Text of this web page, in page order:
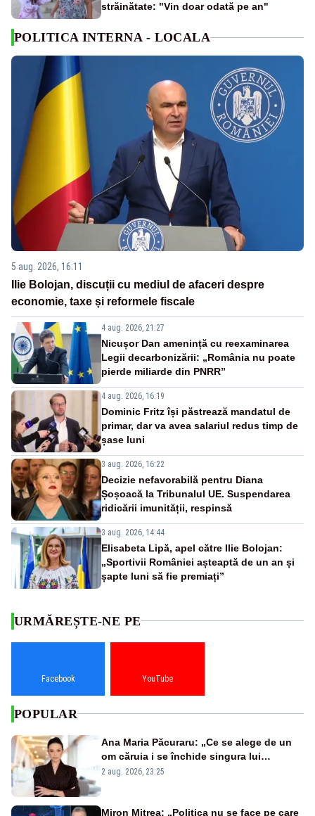
străinătate: "Vin doar odată pe an"
POLITICA INTERNA - LOCALA
5 aug. 2026, 16:11
Ilie Bolojan, discuții cu mediul de afaceri despre
economie, taxe și reformele fiscale
4 aug. 2026, 21:27
Nicușor Dan amenință cu reexaminarea
Legii decarbonizării: „România nu poate
pierde miliarde din PNRR”
4 aug. 2026, 16:19
Dominic Fritz își păstrează mandatul de
primar, dar va avea salariul redus timp de
șase luni
3 aug. 2026, 16:22
Decizie nefavorabilă pentru Diana
Șoșoacă la Tribunalul UE. Suspendarea
ridicării imunității, respinsă
3 aug. 2026, 14:44
Elisabeta Lipă, apel către Ilie Bolojan:
„Sportivii României așteaptă de un an și
șapte luni să fie premiați”
URMĂREȘTE-NE PE
Facebook YouTube
POPULAR
Ana Maria Păcuraru: „Ce se alege de un
om căruia i se închide singura lui
portiță?”
2 aug. 2026, 23:25
Miron Mitrea: „Politica nu se face pe care